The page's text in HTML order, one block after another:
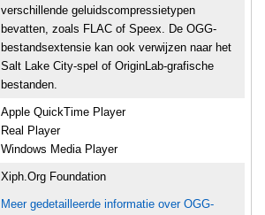
verschillende geluidscompressietypen
bevatten, zoals FLAC of Speex. De OGG-
bestandsextensie kan ook verwijzen naar het
Salt Lake City-spel of OriginLab-grafische
bestanden.
Apple QuickTime Player
Real Player
Windows Media Player
Xiph.Org Foundation
Meer gedetailleerde informatie over OGG-